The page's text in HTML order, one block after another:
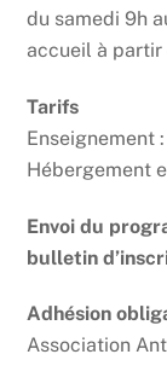
du samedi 9h
accueil à partir
Tarifs
Enseignement
Hébergement
Envoi du
bulletin
Adhésion
Association